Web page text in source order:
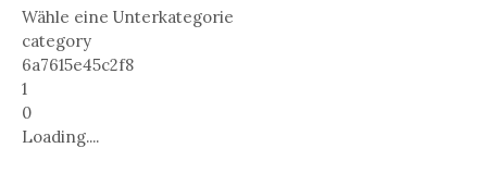
Wähle eine Unterkategorie
category
6a7615e45c2f8
1
0
Loading....